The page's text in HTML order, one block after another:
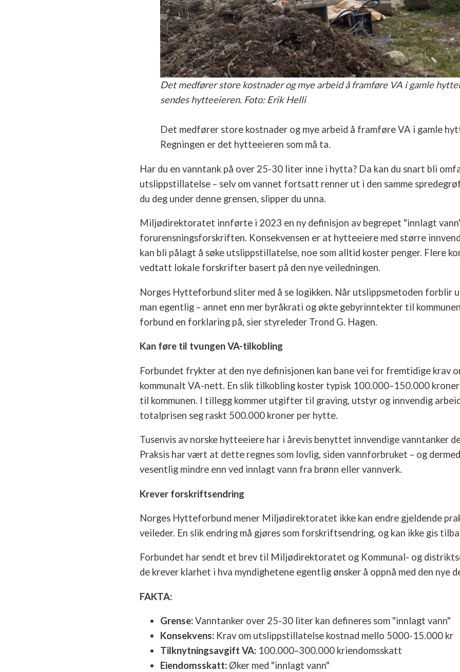
Det medfører store kostnader og mye arbeid å framføre VA i gamle
sendes hytteeieren. Foto: Erik Helli
Det medfører store kostnader og mye arbeid å framføre VA i gamle
Regningen er det hytteeieren som må ta.
Har du en vanntank på over 25-30 liter inne i hytta? Da kan du snart bli
utslippstillatelse – selv om vannet fortsatt renner ut i den samme
du deg under denne grensen, slipper du unna.
Miljødirektoratet innførte i 2023 en ny definisjon av begrepet "innlagt
forurensningsforskriften. Konsekvensen er at hytteeiere med større
kan bli pålagt å søke utslippstillatelse, noe som alltid koster penger. Flere
vedtatt lokale forskrifter basert på den nye veiledningen.
Norges Hytteforbund sliter med å se logikken. Når utslippsmetoden forblir
man egentlig – annet enn mer byråkrati og økte gebyrinntekter til
forbund en forklaring på, sier styreleder Trond G. Hagen.
Kan føre til tvungen VA-tilkobling
Forbundet frykter at den nye definisjonen kan bane vei for fremtidige krav
kommunalt VA-nett. En slik tilkobling koster typisk 100.000–150.000
til kommunen. I tillegg kommer utgifter til graving, utstyr og innvendig
totalprisen seg raskt 500.000 kroner per hytte.
Tusenvis av norske hytteeiere har i årevis benyttet innvendige vanntanker
Praksis har vært at dette regnes som lovlig, siden vannforbruket – og
vesentlig mindre enn ved innlagt vann fra brønn eller vannverk.
Krever forskriftsendring
Norges Hytteforbund mener Miljødirektoratet ikke kan endre gjeldende
veileder. En slik endring må gjøres som forskriftsendring, og kan ikke gis
Forbundet har sendt et brev til Miljødirektoratet og Kommunal- og
de krever klarhet i hva myndighetene egentlig ønsker å oppnå med den nye
FAKTA:
Grense:Vanntanker over 25-30 liter kan defineres som "innlagt vann"
Konsekvens: Krav om utslippstillatelse kostnad mello 5000-15.000 kr
Tilknytningsavgift VA: 100.000–300.000 kriendomsskatt
Eiendomsskatt: Øker med "innlagt vann"